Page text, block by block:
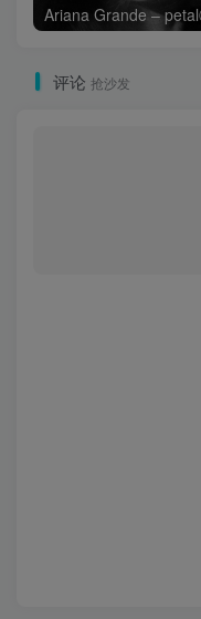
评论 抢沙发